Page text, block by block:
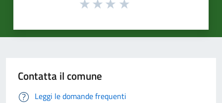
Contatta il comune
Leggi le domande frequenti